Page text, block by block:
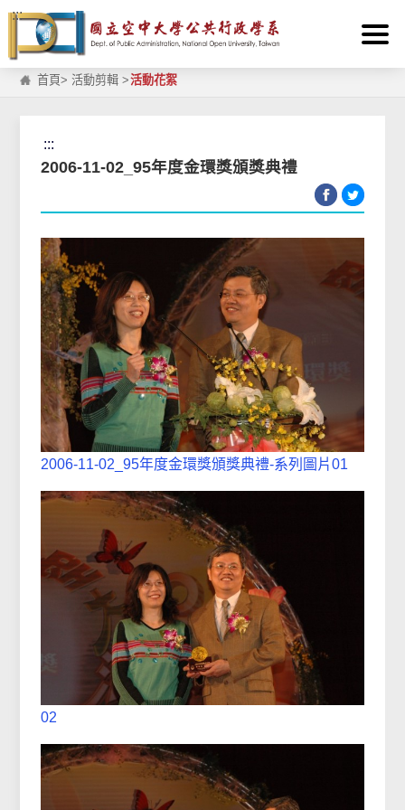
跳到主要內容區塊
:::
首頁>活動剪輯 >活動花絮
:::
2006-11-02_95年度金環獎頒獎典禮
2006-11-02_95年度金環獎頒獎典禮-系列圖片01
02